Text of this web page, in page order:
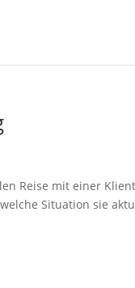
Reise mit einer
Situation sie